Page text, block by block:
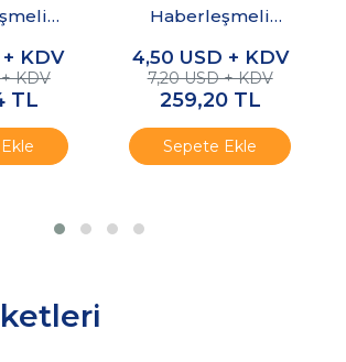
KDV
KDV
TL
Haberleşmeli
4,50 USD + KDV
7,20 USD + KDV
259,20 TL
Sepete Ekle